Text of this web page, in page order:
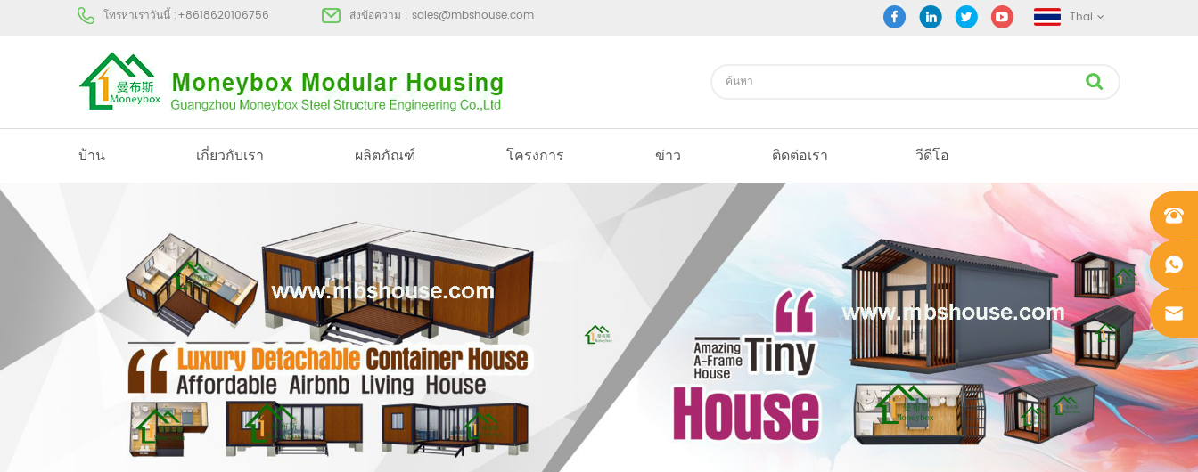
โทรหาเราวันนี้ :+8618620106756 ส่งข้อความ : sales@mbshouse.com Thai
บ้าน เกี่ยวกับเรา ผลิตภัณฑ์ โครงการ ข่าว ติดต่อเรา วีดีโอ
+861862
0106756
+861862
0106756
sales@
mbshou
se.com